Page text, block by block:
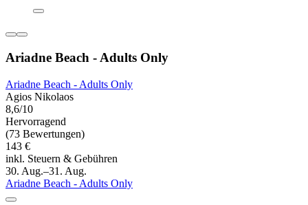
Ariadne Beach - Adults Only
Ariadne Beach - Adults Only
Agios Nikolaos
8,6/10
Hervorragend
(73 Bewertungen)
143 €
inkl. Steuern & Gebühren
30. Aug.–31. Aug.
Ariadne Beach - Adults Only